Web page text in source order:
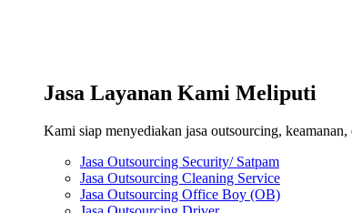
Jasa Layanan Kami Meliputi
Kami siap menyediakan jasa outsourcing,
Jasa Outsourcing Security/ Satpam
Jasa Outsourcing Cleaning Service
Jasa Outsourcing Office Boy (OB)